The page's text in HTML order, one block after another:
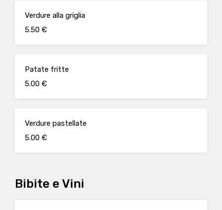
Verdure alla griglia
5.50 €
Patate fritte
5.00 €
Verdure pastellate
5.00 €
Bibite e Vini